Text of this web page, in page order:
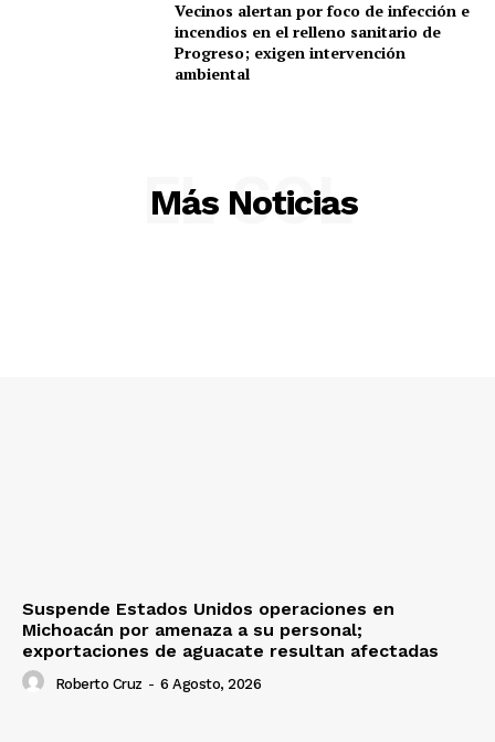
Vecinos alertan por foco de infección e
incendios en el relleno sanitario de
Progreso; exigen intervención
ambiental
Más Noticias
EL SOL
Suspende Estados Unidos operaciones en
Michoacán por amenaza a su personal;
exportaciones de aguacate resultan afectadas
Roberto Cruz - 6 Agosto, 2026